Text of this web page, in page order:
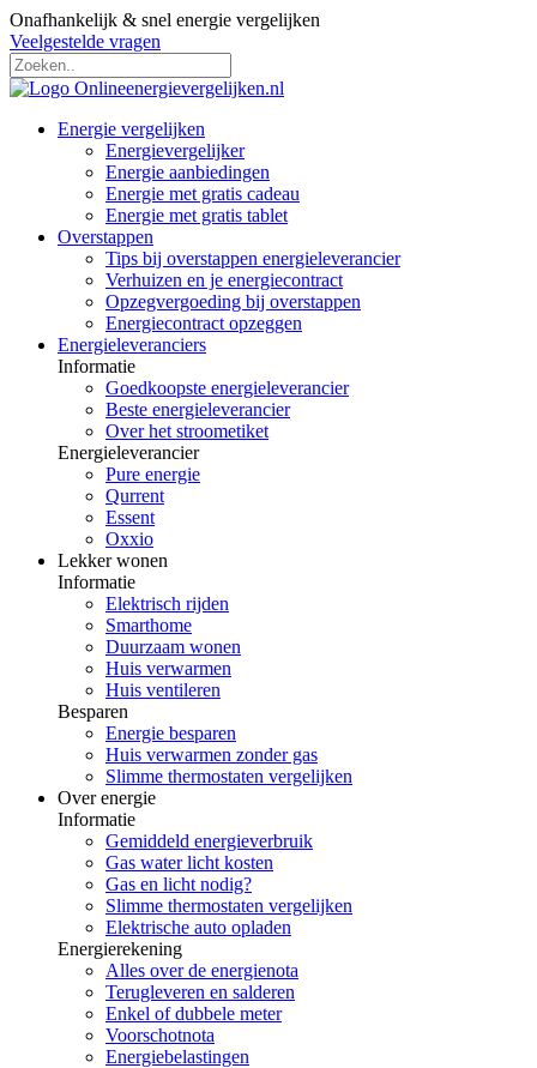
Onafhankelijk & snel energie vergelijken
Veelgestelde vragen
Energie vergelijken
Energievergelijker
Energie aanbiedingen
Energie met gratis cadeau
Energie met gratis tablet
Overstappen
Tips bij overstappen energieleverancier
Verhuizen en je energiecontract
Opzegvergoeding bij overstappen
Energiecontract opzeggen
Energieleveranciers
Informatie
Goedkoopste energieleverancier
Beste energieleverancier
Over het stroometiket
Energieleverancier
Pure energie
Qurrent
Essent
Oxxio
Lekker wonen
Informatie
Elektrisch rijden
Smarthome
Duurzaam wonen
Huis verwarmen
Huis ventileren
Besparen
Energie besparen
Huis verwarmen zonder gas
Slimme thermostaten vergelijken
Over energie
Informatie
Gemiddeld energieverbruik
Gas water licht kosten
Gas en licht nodig?
Slimme thermostaten vergelijken
Elektrische auto opladen
Energierekening
Alles over de energienota
Terugleveren en salderen
Enkel of dubbele meter
Voorschotnota
Energiebelastingen